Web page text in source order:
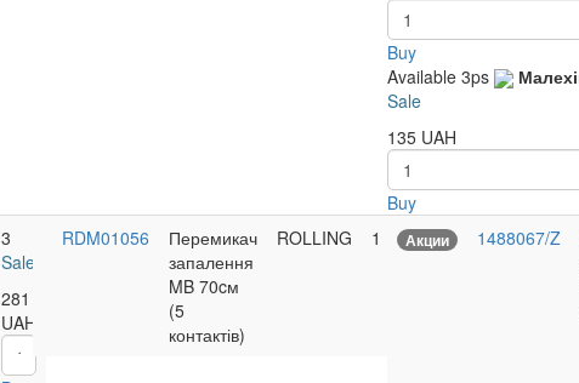
Buy
Available3ps
Sale
135 UAH
Buy
3
Sale
281
UAH
RDM01056
Перемикач
запалення
MB 70cм
(5
контактів)
ROLLING 1 Акции 1488067/Z